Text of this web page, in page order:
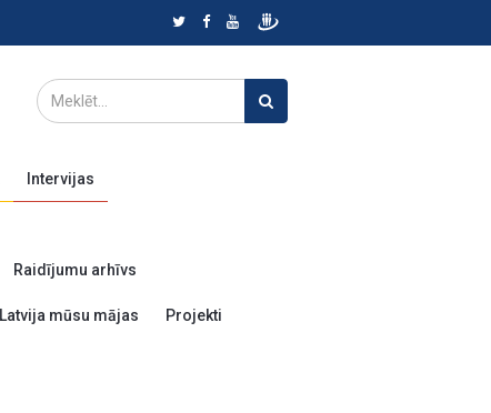
Intervijas
Raidījumu arhīvs
Latvija mūsu mājas Projekti